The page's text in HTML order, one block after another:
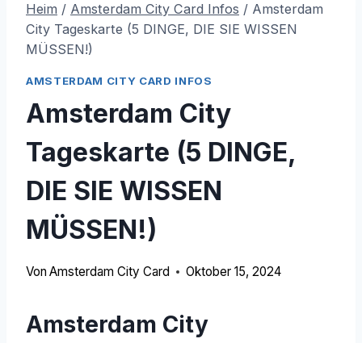
Heim / Amsterdam City Card Infos / Amsterdam
City Tageskarte (5 DINGE, DIE SIE WISSEN
MÜSSEN!)
AMSTERDAM CITY CARD INFOS
Amsterdam City
Tageskarte (5 DINGE,
DIE SIE WISSEN
MÜSSEN!)
Von Amsterdam City Card Oktober 15, 2024
Amsterdam City